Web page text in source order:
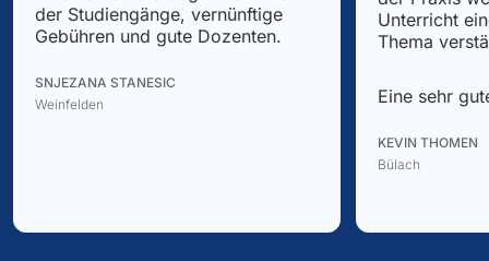
der Studiengänge, vernünftige
Gebühren und gute Dozenten.
SNJEZANA STANESIC
Weinfelden
Unterricht
Thema
Eine sehr
KEVIN THOMEN
Bülach